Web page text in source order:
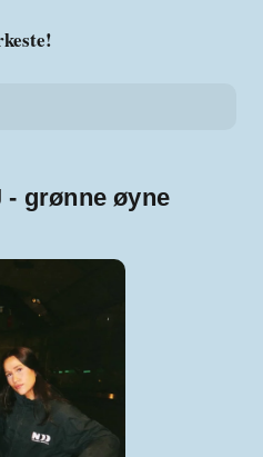
- grønne øyne